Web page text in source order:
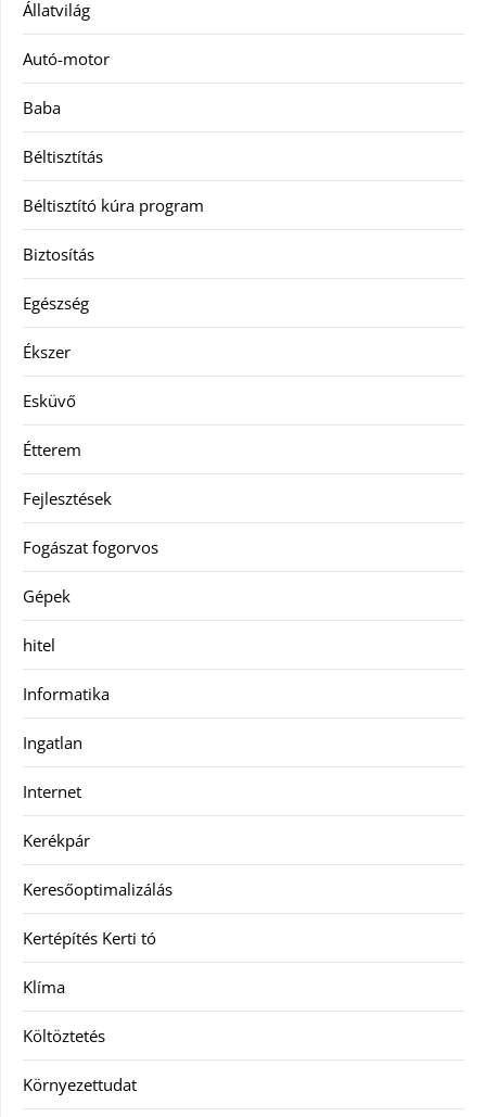
Állatvilág
Autó-motor
Baba
Béltisztítás
Béltisztító kúra program
Biztosítás
Egészség
Ékszer
Esküvő
Étterem
Fejlesztések
Fogászat fogorvos
Gépek
hitel
Informatika
Ingatlan
Internet
Kerékpár
Keresőoptimalizálás
Kertépítés Kerti tó
Klíma
Költöztetés
Környezettudat